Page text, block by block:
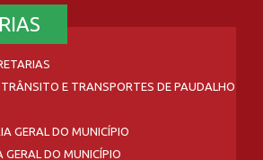
E TRANSPORTES DE PAUDALHO
GERAL DO MUNICÍPIO
GERAL DO MUNICÍPIO